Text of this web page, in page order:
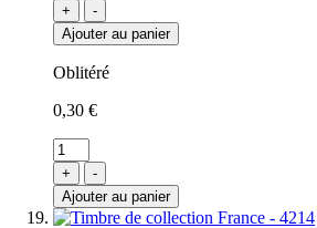
+
-
Ajouter au panier
Oblitéré
0,30 €
+
-
Ajouter au panier